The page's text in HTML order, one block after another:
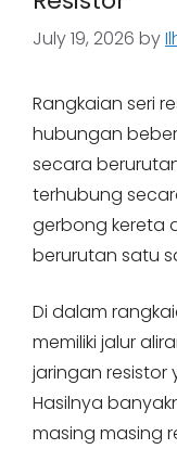
July 19, 2026 by
Rangkaian seri
hubungan
secara
terhubung
gerbong kereta
berurutan satu
Di dalam
memiliki jalur
jaringan resistor
Hasilnya
masing masing